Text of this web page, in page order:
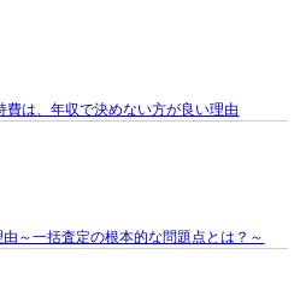
は、年収で決めない方が良い理由
～一括査定の根本的な問題点とは？～